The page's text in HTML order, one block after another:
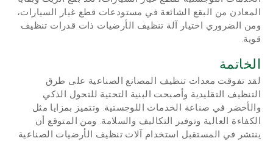
المعادن من البقع الشائعة في مستودعات قطع غيار السيارات،
ومن الضروري اختيار آلة تنظيف الأرضيات ذات قدرات تنظيف
قوية.
الخاتمة
لقد تفوقت معدات تنظيف المصانع الصناعية على طرق
التنظيف التقليدية وأصبحت البنية التحتية للتحول الذكي
والأخضر في صناعة الخدمات اللوجستية. وتتميز بمزايا مثل
الكفاءة العالية وتوفير التكاليف والسلامة. ومن المتوقع أن
ينتشر في المستقبل استخدام آلات تنظيف الأرضيات الصناعية